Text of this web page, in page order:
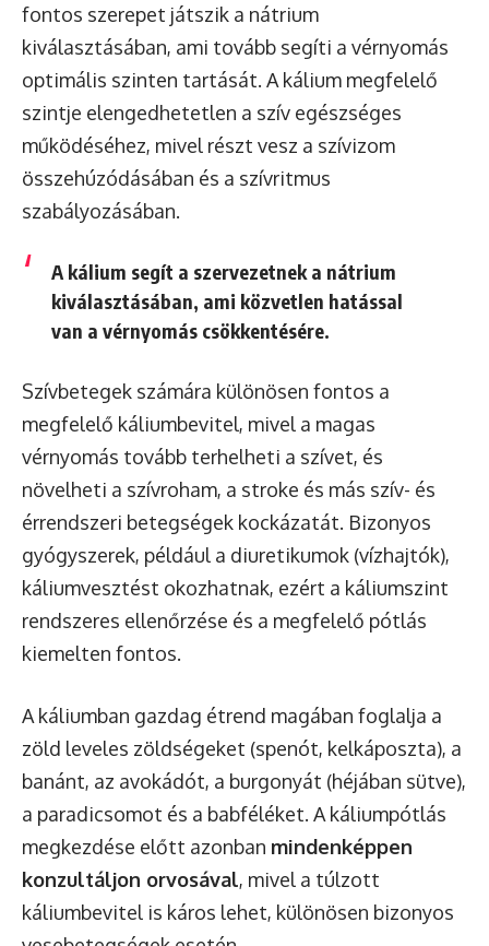
fontos szerepet játszik a nátrium
kiválasztásában, ami tovább segíti a vérnyomás
optimális szinten tartását. A kálium megfelelő
szintje elengedhetetlen a szív egészséges
működéséhez, mivel részt vesz a szívizom
összehúzódásában és a szívritmus
szabályozásában.
A kálium segít a szervezetnek a nátrium
kiválasztásában, ami közvetlen hatással
van a vérnyomás csökkentésére.
Szívbetegek számára különösen fontos a
megfelelő káliumbevitel, mivel a magas
vérnyomás tovább terhelheti a szívet, és
növelheti a szívroham, a stroke és más szív- és
érrendszeri betegségek kockázatát. Bizonyos
gyógyszerek, például a diuretikumok (vízhajtók),
káliumvesztést okozhatnak, ezért a káliumszint
rendszeres ellenőrzése és a megfelelő pótlás
kiemelten fontos.
A káliumban gazdag étrend magában foglalja a
zöld leveles zöldségeket (spenót, kelkáposzta), a
banánt, az avokádót, a burgonyát (héjában sütve),
a paradicsomot és a babféléket. A káliumpótlás
megkezdése előtt azonban mindenképpen
konzultáljon orvosával, mivel a túlzott
káliumbevitel is káros lehet, különösen bizonyos